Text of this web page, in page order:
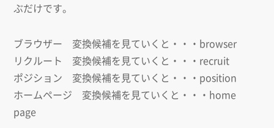
ぶだけです。
ブラウザー 変換候補を見ていくと・・・browser
リクルート 変換候補を見ていくと・・・recruit
ポジション 変換候補を見ていくと・・・position
ホームページ 変換候補を見ていくと・・・home
page